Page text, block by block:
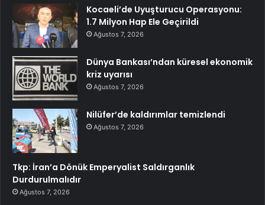
Kocaeli’de Uyuşturucu Operasyonu:
1.7 Milyon Hap Ele Geçirildi
Ağustos 7, 2026
Dünya Bankası’ndan küresel ekonomik
kriz uyarısı
Ağustos 7, 2026
Nilüfer’de kaldırımlar temizlendi
Ağustos 7, 2026
Tkp: İran’a Dönük Emperyalist Saldırganlık
Durdurulmalıdır
Ağustos 7, 2026